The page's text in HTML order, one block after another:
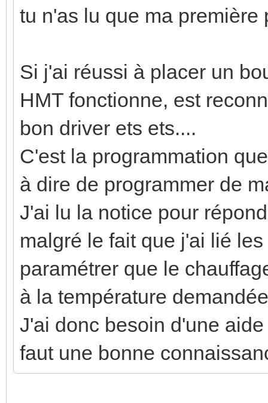
tu n'as lu que ma
Si j'ai réussi à placer un
HMT fonctionne, est
bon driver ets ets....
C'est la programmation
à dire de programmer de
J'ai lu la notice pour
malgré le fait que j'ai lié
paramétrer que le
à la température
J'ai donc besoin d'une
faut une bonne